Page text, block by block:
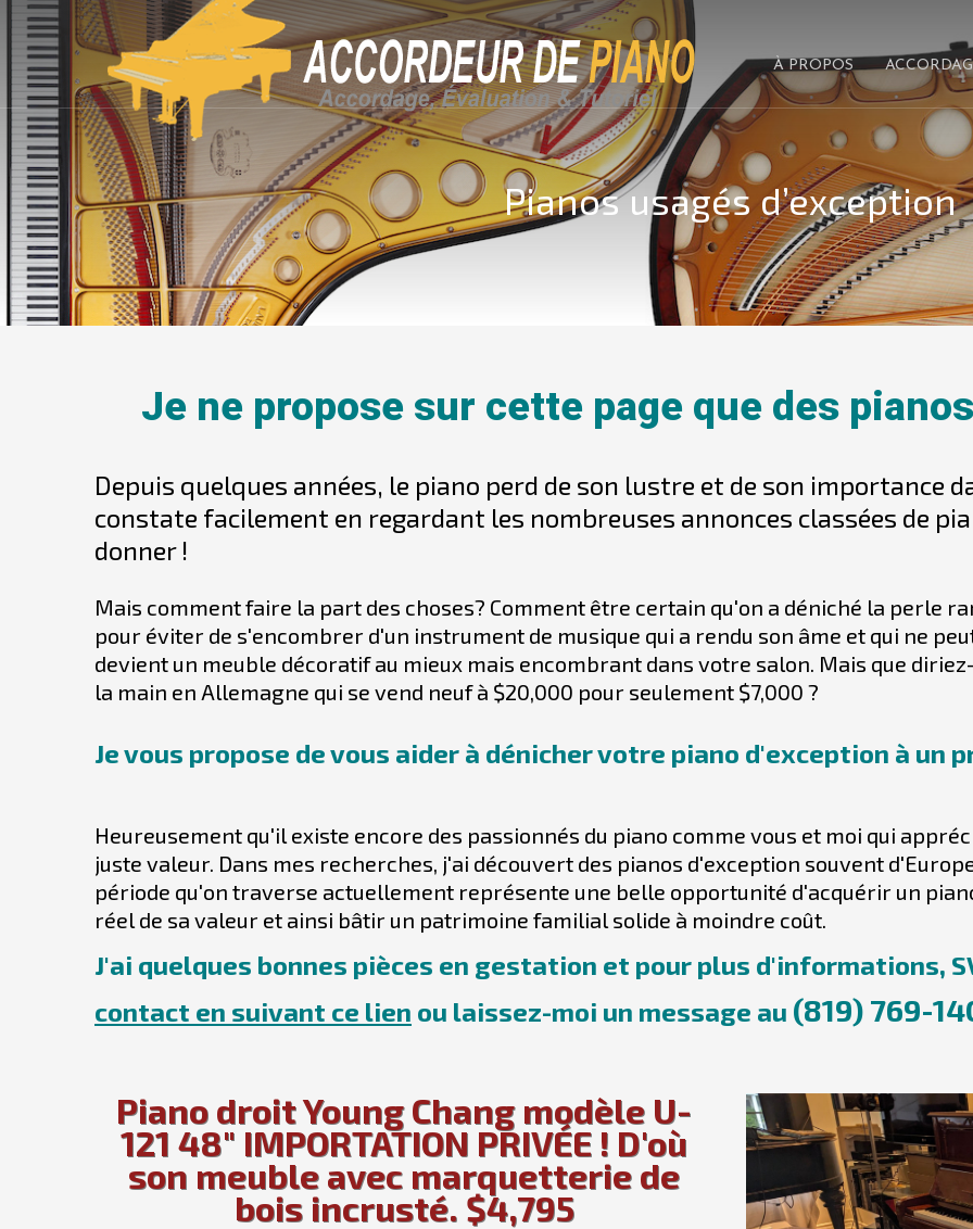
À PROPOS
Pianos usagés d’exception
Je ne propose sur cette page que des pianos
Depuis quelques années, le piano perd de son lustre et de son importance
constate facilement en regardant les nombreuses annonces classées de
donner !
Mais comment faire la part des choses? Comment être certain qu'on a déniché la perle
pour éviter de s'encombrer d'un instrument de musique qui a rendu son âme et qui ne
devient un meuble décoratif au mieux mais encombrant dans votre salon. Mais que
la main en Allemagne qui se vend neuf à $20,000 pour seulement $7,000 ?
Je vous propose de vous aider à dénicher votre piano d'exception à un
Heureusement qu'il existe encore des passionnés du piano comme vous et moi qui
juste valeur. Dans mes recherches, j'ai découvert des pianos d'exception souvent
période qu'on traverse actuellement représente une belle opportunité d'acquérir un
réel de sa valeur et ainsi bâtir un patrimoine familial solide à moindre coût.
J'ai quelques bonnes pièces en gestation et pour plus d'informations,
contact en suivant ce lien ou laissez-moi un message au (819) 769-
Piano droit Young Chang modèle U-
121 48" IMPORTATION PRIVÉE ! D'où
son meuble avec marquetterie de
bois incrusté. $4,795